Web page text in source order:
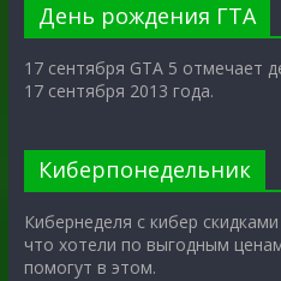
День рождения ГТА
17 сентября GTA 5 отмечает
17 сентября 2013 года.
Киберпонедельник
Кибернеделя с кибер
что хотели по выгодным
помогут в этом.